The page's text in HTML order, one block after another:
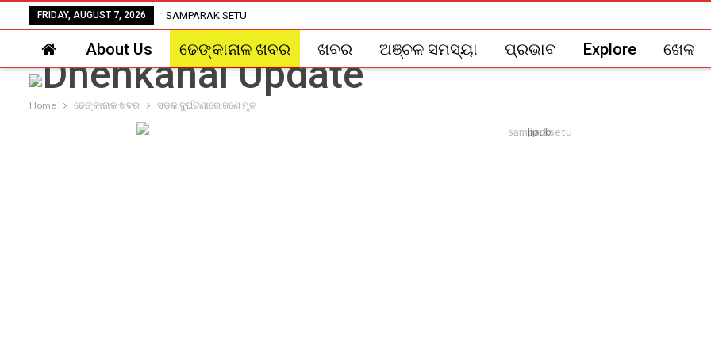
FRIDAY, AUGUST 7, 2026 SAMPARAK SETU
About Us ଢେଙ୍କାନାଳ ଖବର ଖବର ଅଞ୍ଚଳ ସମସ୍ୟା ପ୍ରଭାବ Explore ଖେଳ
Home ଢେଙ୍କାନାଳ ଖବର ସଡ଼କ ଦୁର୍ଘଟଣାରେ ଜଣେ ମୃତ